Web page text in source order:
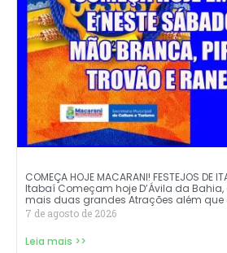
COMEÇA HOJE MACARANI! FESTEJOS DE
Itabaí Começam hoje D’Ávila da
mais duas grandes Atrações além
7 de agosto de 2026
Leia mais >>